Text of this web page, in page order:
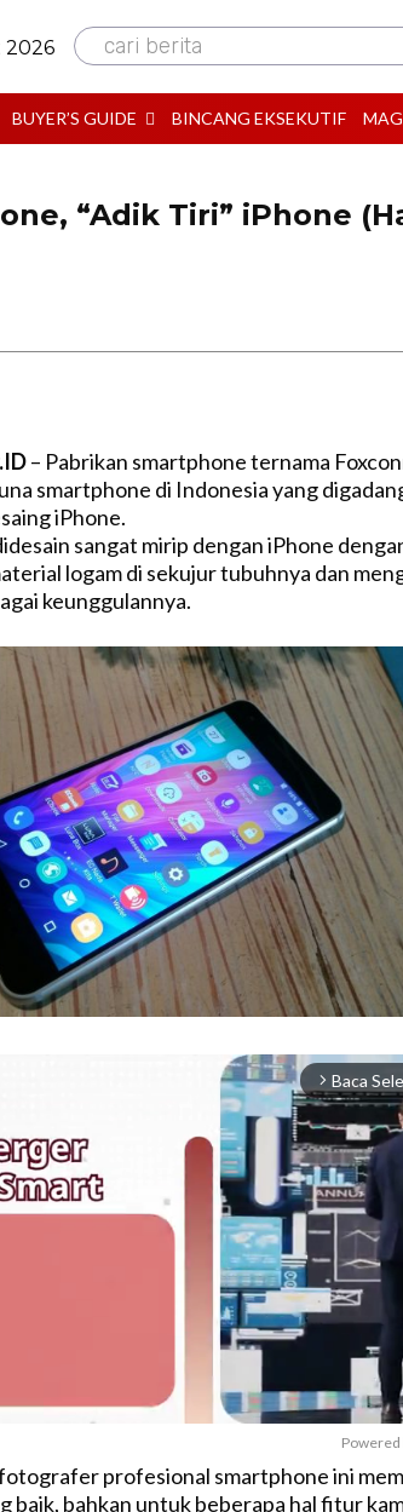
2026 cari berita
BUYER’S GUIDE BINCANG EKSEKUTIF
“Adik Tiri” iPhone
– Pabrikan smartphone ternama
smartphone di Indonesia yang
iPhone.
sangat mirip dengan iPhone
logam di sekujur tubuhnya dan
keunggulannya.
arrow_forward_ios Baca
Powered
profesional smartphone ini
baik, bahkan untuk beberapa hal fitur